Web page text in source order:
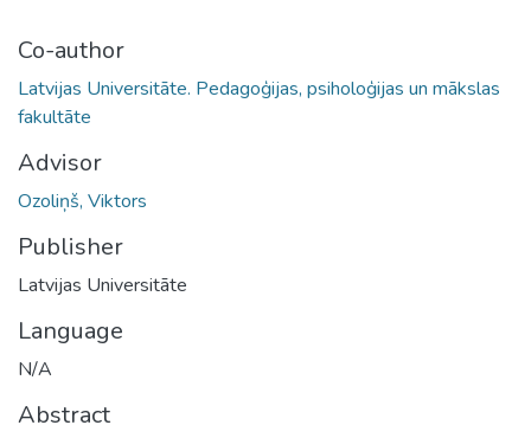
Co-author
Latvijas Universitāte. Pedagoģijas, psiholoģijas un mākslas
fakultāte
Advisor
Ozoliņš, Viktors
Publisher
Latvijas Universitāte
Language
N/A
Abstract